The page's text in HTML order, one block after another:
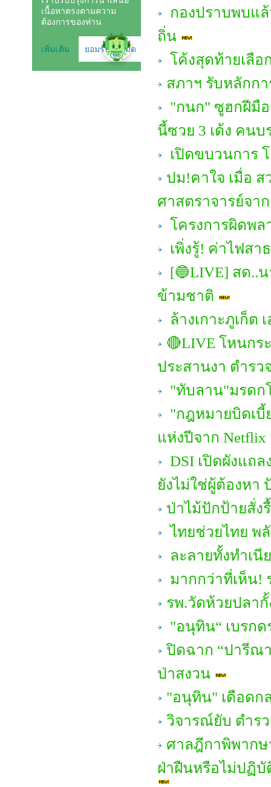
กองปราบพบแ
ถิ่น
โค้งสุดท้ายเลือ
สภาฯ รับหลักก
"กนก" ซูฮกฝีมือ
นี้ซวย 3 เด้ง คน
เปิดขบวนการ
ปม!คาใจ เมื่อ
ศาสตราจารย์จา
โครงการผิดพ
เพิ่งรู้! ค่าไฟส
[🔵LIVE] สด..
ข้ามชาติ
ล้างเกาะภูเก็ต
🔴LIVE โหนกร
ประสานงา ตำร
"ทับลาน"มรดก
"กฎหมายบิดเบี้
แห่งปีจาก Netflix
DSI เปิดผังแถล
ยังไม่ใช่ผู้ต้องหา
ป่าไม้ปักป้ายสั่ง
ไทยช่วยไทย พ
ละลายทั้งทำเนี
มากกว่าที่เห็น!
รพ.วัดห้วยปลา
"อนุทิน“ เบรกด
ปิดฉาก “ปารีณ
ป่าสงวน
"อนุทิน" เดือดก
วิจารณ์ยับ ตำร
ศาลฎีกาพิพากษ
ฝ่าฝืนหรือไม่ปฏิบั